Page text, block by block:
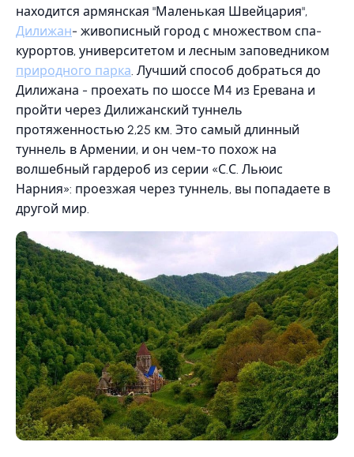
находится армянская "Маленькая Швейцария",
Дилижан- живописный город с множеством спа-
курортов, университетом и лесным заповедником
природного парка . Лучший способ добраться до
Дилижана - проехать по шоссе М4 из Еревана и
пройти через Дилижанский туннель
протяженностью 2,25 км. Это самый длинный
туннель в Армении, и он чем-то похож на
волшебный гардероб из серии «С.С. Льюис
Нарния»: проезжая через туннель, вы попадаете в
другой мир.